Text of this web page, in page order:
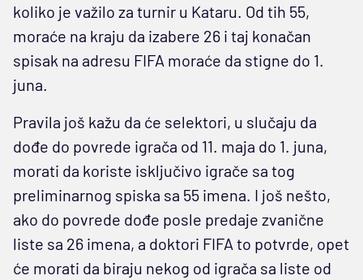
koliko je važilo za turnir u Kataru. Od tih 55,
moraće na kraju da izabere 26 i taj konačan
spisak na adresu FIFA moraće da stigne do 1.
juna.
Pravila još kažu da će selektori, u slučaju da
dođe do povrede igrača od 11. maja do 1. juna,
morati da koriste isključivo igrače sa tog
preliminarnog spiska sa 55 imena. I još nešto,
ako do povrede dođe posle predaje zvanične
liste sa 26 imena, a doktori FIFA to potvrde, opet
će morati da biraju nekog od igrača sa liste od